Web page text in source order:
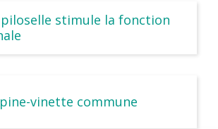
piloselle stimule la fonction
vinette commune